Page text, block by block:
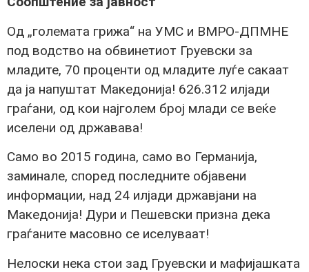
Од „големата грижа“ на УМС и ВМРО-ДПМНЕ
под водство на обвинетиот Груевски за
младите, 70 проценти од младите луѓе сакаат
да ја напуштат Македонија! 626.312 илјади
граѓани, од кои најголем број млади се веќе
иселени од државава!
Само во 2015 година, само во Германија,
заминале, според последните објавени
информации, над 24 илјади државјани на
Македонија! Дури и Пешевски призна дека
граѓаните масовно се иселуваат!
Нелоски нека стои зад Груевски и мафијашката